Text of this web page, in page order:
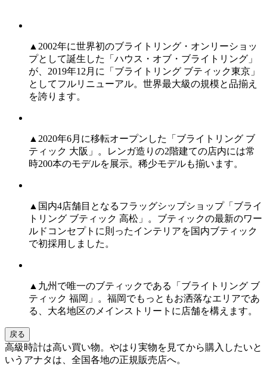
▲2002年に世界初のブライトリング・オンリーショッ
プとして誕生した「ハウス・オブ・ブライトリング」
が、2019年12月に「ブライトリング ブティック東京」
としてフルリニューアル。世界最大級の規模と品揃え
を誇ります。
▲2020年6月に移転オープンした「ブライトリング ブ
ティック 大阪」。レンガ造りの2階建ての店内には常
時200本のモデルを展示。稀少モデルも揃います。
▲国内4店舗目となるフラッグシップショップ「ブライ
トリング ブティック 高松」。ブティックの最新のワー
ルドコンセプトに則ったインテリアを国内ブティック
で初採用しました。
▲九州で唯一のブティックである「ブライトリング ブ
ティック 福岡」。福岡でもっともお洒落なエリアであ
る、大名地区のメインストリートに店舗を構えます。
戻る
高級時計は高い買い物。やはり実物を見てから購入したいと
いうアナタは、全国各地の正規販売店へ。